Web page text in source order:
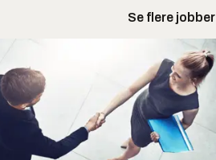
Se flere jobber